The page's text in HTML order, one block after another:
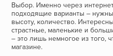
Выбор. Именно через
подходящие варианты –
высоту, количество.
страстные, маленькие и
– это лишь немногое из того,
магазине.